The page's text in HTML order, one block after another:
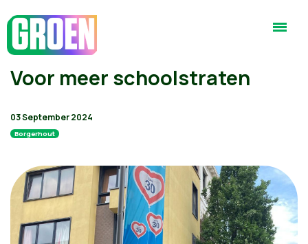
Voor meer schoolstraten
03 September 2024
Borgerhout